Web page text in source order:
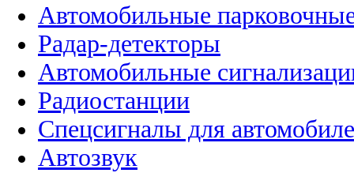
Автомобильные
Радар-детекторы
Автомобильные
Радиостанции
Спецсигналы для
Автозвук